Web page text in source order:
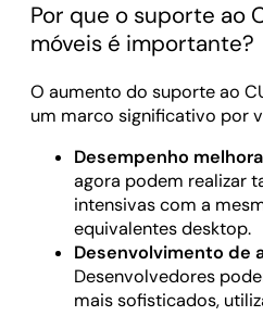
Por que o suporte ao
móveis é importante?
O aumento do suporte ao
um marco significativo por
Desempenho
agora podem realizar
intensivas com a
equivalentes desktop.
Desenvolvimento de
Desenvolvedores
mais sofisticados,